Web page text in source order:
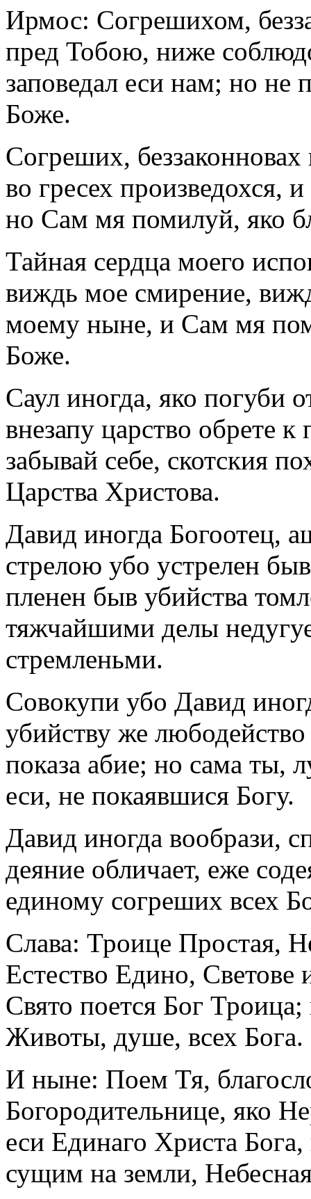
Ирмос: Согрешихом,
пред Тобою, ниже
заповедал еси нам; но не
Боже.
Согреших,
во гресех произведохся,
но Сам мя помилуй, яко
Тайная сердца моего
виждь мое смирение,
моему ныне, и Сам мя
Боже.
Саул иногда, яко погуби
внезапу царство обрете
забывай себе, скотския
Царства Христова.
Давид иногда Богоотец,
стрелою убо устрелен
пленен быв убийства
тяжчайшими делы
стремленьми.
Совокупи убо Давид
убийству же
показа абие; но сама ты,
еси, не покаявшися Богу.
Давид иногда вообрази,
деяние обличает, еже
единому согреших всех
Слава: Троице Простая,
Естество Едино,
Свято поется Бог
Животы, душе, всех Бога.
И ныне: Поем Тя,
Богородительнице, яко
еси Единаго Христа
сущим на земли,